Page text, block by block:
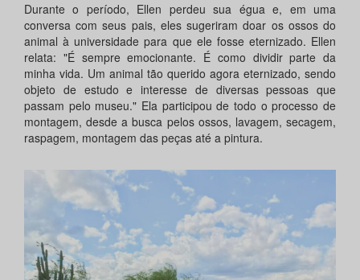
Durante o período, Ellen perdeu sua égua e, em uma
conversa com seus pais, eles sugeriram doar os ossos do
animal à universidade para que ele fosse eternizado. Ellen
relata: "É sempre emocionante. É como dividir parte da
minha vida. Um animal tão querido agora eternizado, sendo
objeto de estudo e interesse de diversas pessoas que
passam pelo museu." Ela participou de todo o processo de
montagem, desde a busca pelos ossos, lavagem, secagem,
raspagem, montagem das peças até a pintura.